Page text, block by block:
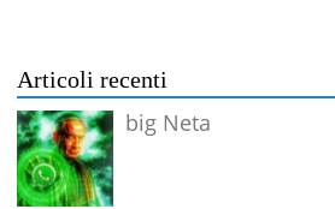
Articoli recenti
big Neta